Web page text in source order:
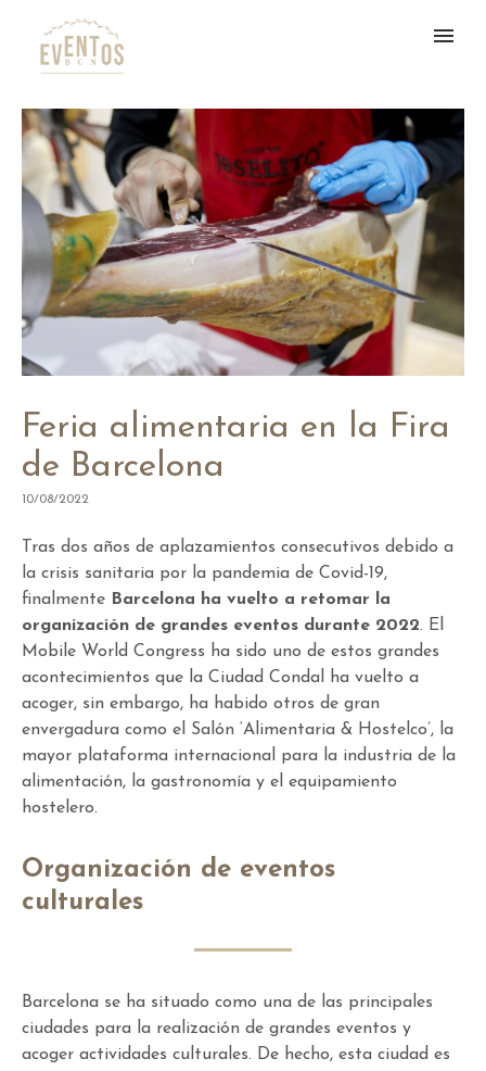
Feria alimentaria en la Fira
de Barcelona
10/08/2022
Tras dos años de aplazamientos consecutivos debido a
la crisis sanitaria por la pandemia de Covid-19,
finalmente Barcelona ha vuelto a retomar la
organización de grandes eventos durante 2022. El
Mobile World Congress ha sido uno de estos grandes
acontecimientos que la Ciudad Condal ha vuelto a
acoger, sin embargo, ha habido otros de gran
envergadura como el Salón ‘Alimentaria & Hostelco’, la
mayor plataforma internacional para la industria de la
alimentación, la gastronomía y el equipamiento
hostelero.
Organización de eventos
culturales
Barcelona se ha situado como una de las principales
ciudades para la realización de grandes eventos y
acoger actividades culturales. De hecho, esta ciudad es